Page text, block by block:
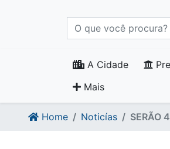
A Cidade
Mais
Home Noticías SERÃO